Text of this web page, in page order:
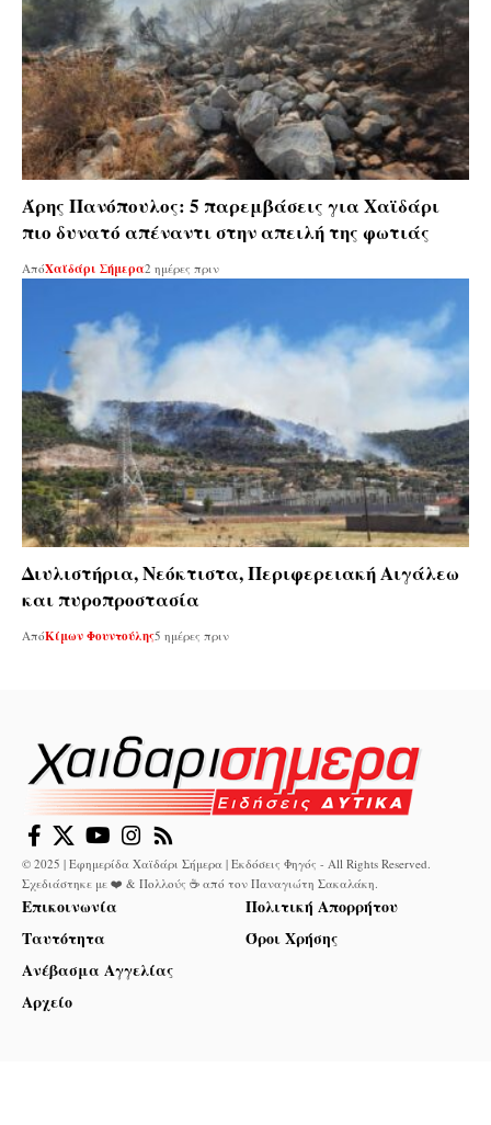
Άρης Πανόπουλος: 5 παρεμβάσεις για Χαϊδάρι
πιο δυνατό απέναντι στην απειλή της φωτιάς
ΑπόΧαϊδάρι Σήμερα2 ημέρες πριν
Διυλιστήρια, Νεόκτιστα, Περιφερειακή Αιγάλεω
και πυροπροστασία
ΑπόΚίμων Φουντούλης5 ημέρες πριν
© 2025 | Εφημερίδα Χαϊδάρι Σήμερα | Εκδόσεις Φηγός - All Rights Reserved.
Σχεδιάστηκε με ❤️ & Πολλούς ☕ από τον Παναγιώτη Σακαλάκη.
Επικοινωνία
Ταυτότητα
Ανέβασμα Αγγελίας
Αρχείο
Πολιτική Απορρήτου
Όροι Χρήσης